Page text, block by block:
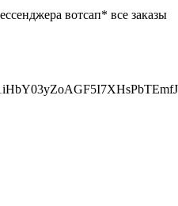
вотсап* все заказы